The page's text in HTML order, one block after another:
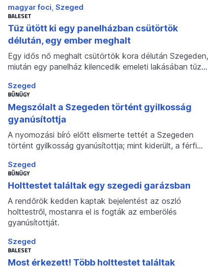
magyar foci Szeged
BALESET
Tűz ütött ki egy panelházban csütörtök
délután, egy ember meghalt
Egy idős nő meghalt csütörtök kora délután Szegeden,
miután egy panelház kilencedik emeleti lakásában tűz…
Szeged
BŰNÜGY
Megszólalt a Szegeden történt gyilkosság
gyanúsítottja
A nyomozási bíró előtt elismerte tettét a Szegeden
történt gyilkosság gyanúsítottja; mint kiderült, a férfi…
Szeged
BŰNÜGY
Holttestet találtak egy szegedi garázsban
A rendőrök kedden kaptak bejelentést az oszló
holttestről, mostanra el is fogták az emberölés
gyanúsítottját.
Szeged
BALESET
Most érkezett! Több holttestet találtak